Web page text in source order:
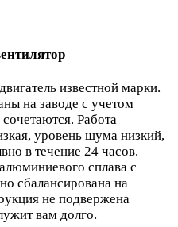
известной марки.
на заводе с учетом
Работа
уровень шума низкий,
в течение 24 часов.
сплава с
сбалансирована на
не подвержена
вам долго.